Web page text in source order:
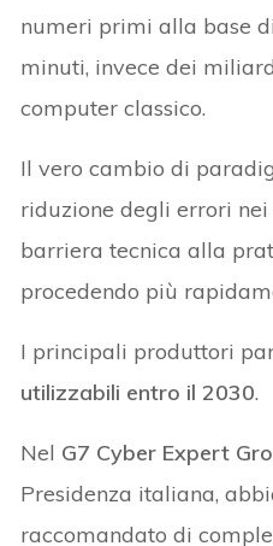
numeri primi alla base
minuti, invece dei
computer classico.
Il vero cambio di
riduzione degli errori
barriera tecnica alla
procedendo più
I principali produttori
utilizzabili entro il 2030.
Nel G7 Cyber Expert
Presidenza italiana,
raccomandato di